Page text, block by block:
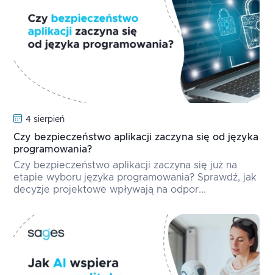
4 sierpień
Czy bezpieczeństwo aplikacji zaczyna się od języka
programowania?
Czy bezpieczeństwo aplikacji zaczyna się już na
etapie wyboru języka programowania? Sprawdź, jak
decyzje projektowe wpływają na odpor...